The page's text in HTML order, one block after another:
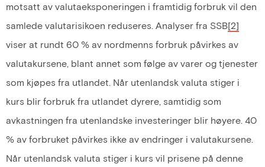
motsatt av valutaeksponeringen i framtidig forbruk vil den
samlede valutarisikoen reduseres. Analyser fra SSB[2]
viser at rundt 60 % av nordmenns forbruk påvirkes av
valutakursene, blant annet som følge av varer og tjenester
som kjøpes fra utlandet. Når utenlandsk valuta stiger i
kurs blir forbruk fra utlandet dyrere, samtidig som
avkastningen fra utenlandske investeringer blir høyere. 40
% av forbruket påvirkes ikke av endringer i valutakursene.
Når utenlandsk valuta stiger i kurs vil prisene på denne